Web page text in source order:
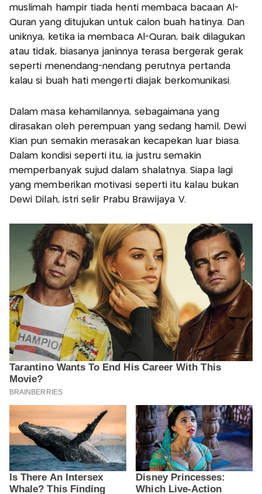
muslimah hampir tiada henti membaca bacaan Al-
Quran yang ditujukan untuk calon buah hatinya. Dan
uniknya, ketika ia membaca Al-Quran, baik dilagukan
atau tidak, biasanya janinnya terasa bergerak gerak
seperti menendang-nendang perutnya pertanda
kalau si buah hati mengerti diajak berkomunikasi.
Dalam masa kehamilannya, sebagaimana yang
dirasakan oleh perempuan yang sedang hamil, Dewi
Kian pun semakin merasakan kecapekan luar biasa.
Dalam kondisi seperti itu, ia justru semakin
memperbanyak sujud dalam shalatnya. Siapa lagi
yang memberikan motivasi seperti itu kalau bukan
Dewi Dilah, istri selir Prabu Brawijaya V.